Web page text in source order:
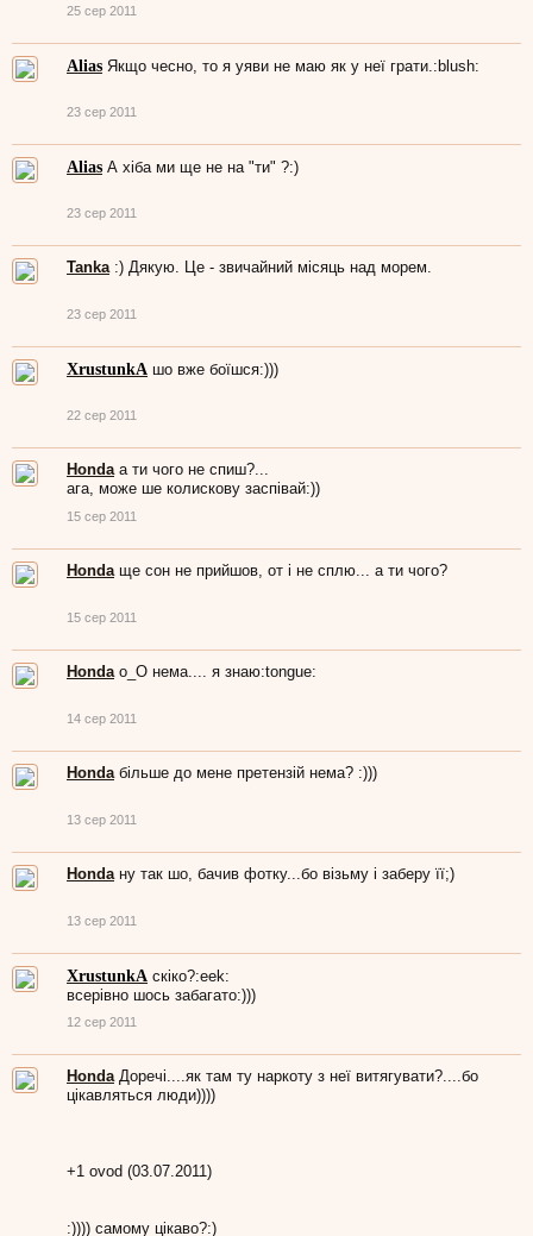
25 сер 2011
Alias Якщо чесно, то я уяви не маю як у неї грати.:blush:
23 сер 2011
Alias А хіба ми ще не на "ти" ?:)
23 сер 2011
Tanka :) Дякую. Це - звичайний місяць над морем.
23 сер 2011
XrustunkA шо вже боїшся:)))
22 сер 2011
Honda а ти чого не спиш?...
ага, може ше колискову заспівай:))
15 сер 2011
Honda ще сон не прийшов, от і не сплю... а ти чого?
15 сер 2011
Honda о_О нема.... я знаю:tongue:
14 сер 2011
Honda більше до мене претензій нема? :)))
13 сер 2011
Honda ну так шо, бачив фотку...бо візьму і заберу її;)
13 сер 2011
XrustunkA скіко?:eek:
всерівно шось забагато:)))
12 сер 2011
Honda Доречі....як там ту наркоту з неї витягувати?....бо
цікавляться люди))))
+1 ovod (03.07.2011)
:)))) самому цікаво?:)